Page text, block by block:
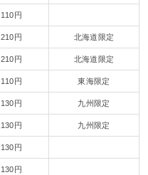
110円
210円 北海道限定
210円 北海道限定
110円 東海限定
130円 九州限定
130円 九州限定
130円
130円